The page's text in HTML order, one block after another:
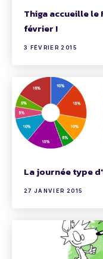
Thiga accueille le
février !
3 FÉVRIER 2015
La journée type
27 JANVIER 2015